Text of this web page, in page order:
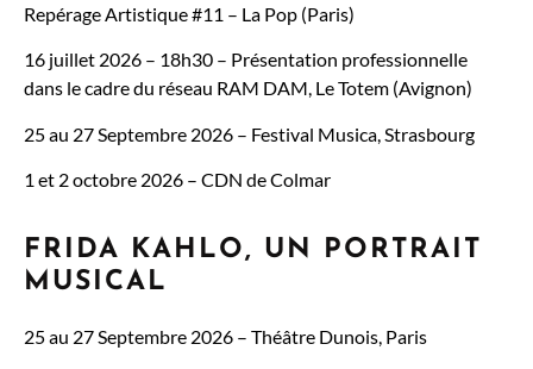
Repérage Artistique #11 – La Pop (Paris)
16 juillet 2026 – 18h30 – Présentation professionnelle
dans le cadre du réseau RAM DAM, Le Totem (Avignon)
25 au 27 Septembre 2026 – Festival Musica, Strasbourg
1 et 2 octobre 2026 – CDN de Colmar
FRIDA KAHLO, UN PORTRAIT
MUSICAL
25 au 27 Septembre 2026 – Théâtre Dunois, Paris